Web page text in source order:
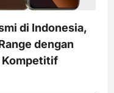
di Indonesia,
dengan
Kompetitif